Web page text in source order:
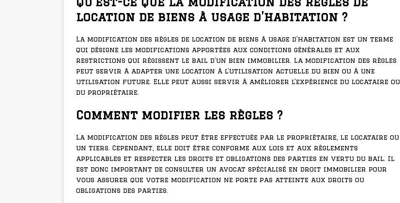
location de biens à usage d’habitation ?
La modification des règles de location de biens à usage d’habitation est un terme
qui désigne les modifications apportées aux conditions générales et aux
restrictions qui régissent le bail d’un bien immobilier. La modification des règles
peut servir à adapter une location à l’utilisation actuelle du bien ou à une
utilisation future. Elle peut aussi servir à améliorer l’expérience du locataire ou
du propriétaire.
Comment modifier les règles ?
La modification des règles peut être effectuée par le propriétaire, le locataire ou
un tiers. Cependant, elle doit être conforme aux lois et aux règlements
applicables et respecter les droits et obligations des parties en vertu du bail. Il
est donc important de consulter un avocat spécialisé en droit immobilier pour
vous assurer que votre modification ne porte pas atteinte aux droits ou
obligations des parties.